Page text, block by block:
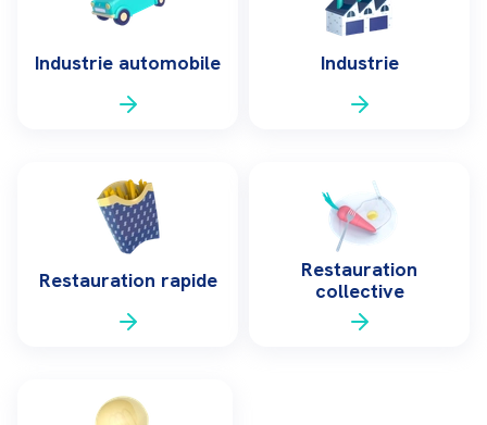
Industrie automobile Industrie
Restauration rapide
Restauration
collective